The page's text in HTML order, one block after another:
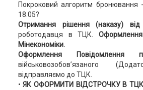
Покроковий алгоритм бронювання
18.05?
Отримання рішення (наказу) від
роботодавця в ТЦК.
Мінекономіки.
Оформлення Повідомлення
військовозобов’язаного
відправляємо до ТЦК.
• ЯК ОФОРМИТИ ВІДСТРОЧКУ В ТЦК